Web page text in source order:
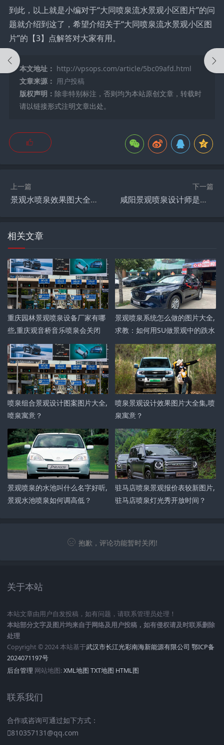
到此，以上就是小编对于“大同喷泉流水景观小区图片”的问
题就介绍到这了，希望介绍关于“大同喷泉流水景观小区图
片”的【3】点解答对大家有用。
本文地址： http://vpsops.com/article/5bc09afd.html
文章来源： 用户投稿
版权声明： 除非特别标注，否则均为本站原创文章，转载时
请以链接形式注明文章出处。
上一篇
景观水喷泉效果图大全图片高清,【景观工程】喷泉根据喷水水柱造型可分为哪些？
下一篇
咸阳景观喷泉设计师是谁啊,2023年咸阳秦汉音乐喷泉开放时间？
相关文章
重庆园林景观喷泉设备厂家有哪
些,重庆观音桥音乐喷泉会关闭
吗？
景观喷泉系统怎么做的图片大全,
求教：如何用SU做景观中的跌水
和喷泉？
喷泉组合景观设计图案图片大全,
喷泉寓意？
喷泉景观设计效果图片大全集,喷
泉寓意？
景观喷泉的水池叫什么名字好听,
景观水池喷泉如何调高低？
驻马店喷泉景观报价表较新图片,
驻马店喷泉灯光秀开放时间？
抱歉，评论功能暂时关闭!
关于本站
本站文章由用户自发投稿，如有问题，请联系管理员处理！
本站部分文字及图片均来自于网络及用户投稿，如有侵权请及时联系删除
处理
Copyright © 2024 本站基于武汉市长江光彩南海新能源有限公司 鄂ICP备
2024071197号
后台管理 网站地图:XML地图 TXT地图 HTML图
联系我们
合作或咨询可通过如下方式：
810357131@qq.com